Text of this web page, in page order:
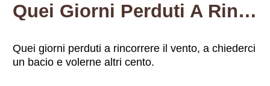
Quei Giorni Perduti A Rincorrere Il Vento, A Chiederci Un Bacio E Volerne Altri Cento.
Quei giorni perduti a rincorrere il vento, a chiederci
un bacio e volerne altri cento.